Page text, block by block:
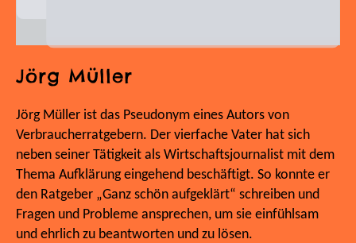
Jörg Müller
Jörg Müller ist das Pseudonym eines Autors von
Verbraucherratgebern. Der vierfache Vater hat sich
neben seiner Tätigkeit als Wirtschaftsjournalist mit dem
Thema Aufklärung eingehend beschäftigt. So konnte er
den Ratgeber „Ganz schön aufgeklärt“ schreiben und
Fragen und Probleme ansprechen, um sie einfühlsam
und ehrlich zu beantworten und zu lösen.